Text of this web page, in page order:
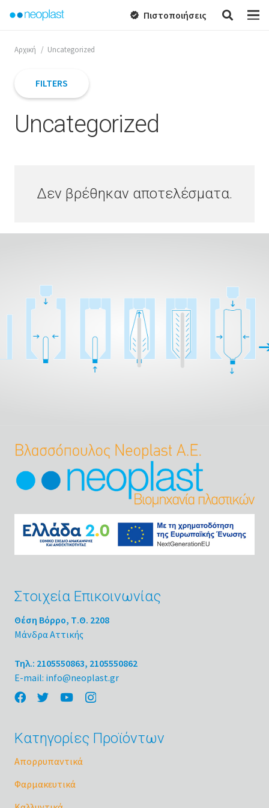
verified Πιστοποιήσεις
Αρχική / Uncategorized
Uncategorized
Δεν βρέθηκαν αποτελέσματα.
FILTERS
Στοιχεία Επικοινωνίας
Θέση Βόρρο, Τ.Θ. 2208
Μάνδρα Αττικής
Τηλ.: 2105550863, 2105550862
E-mail: info@neoplast.gr
Κατηγορίες Προϊόντων
Απορρυπαντικά
Φαρμακευτικά